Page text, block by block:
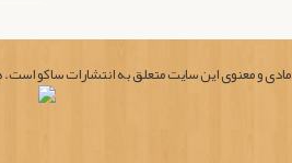
و معنوی این سایت متعلق به انتشارات ساکو